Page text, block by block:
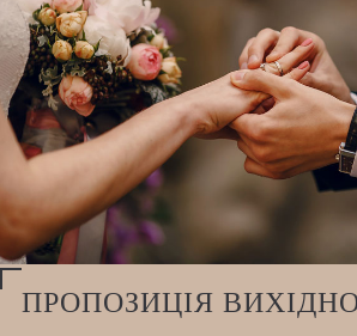
ПРОПОЗИЦІЯ